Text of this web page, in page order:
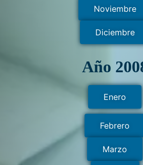
Noviembre
Diciembre
Año
Enero
Febrero
Marzo